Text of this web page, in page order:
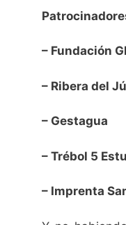
– Fundación
– Ribera del
– Gestagua
– Trébol 5
– Imprenta